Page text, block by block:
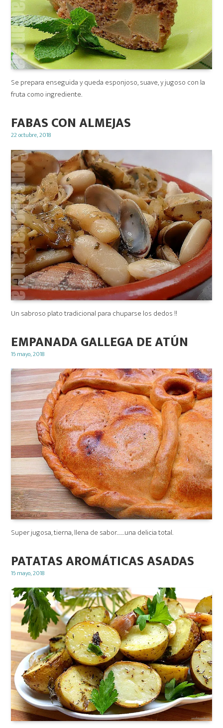
Se prepara enseguida y queda esponjoso, suave, y jugoso con la
fruta como ingrediente.
FABAS CON ALMEJAS
Posted
22 octubre, 2018
Un sabroso plato tradicional para chuparse los dedos !!
EMPANADA GALLEGA DE ATÚN
Posted
16 mayo, 2018
Super jugosa, tierna, llena de sabor……una delicia total.
PATATAS AROMÁTICAS ASADAS
Posted
16 mayo, 2018